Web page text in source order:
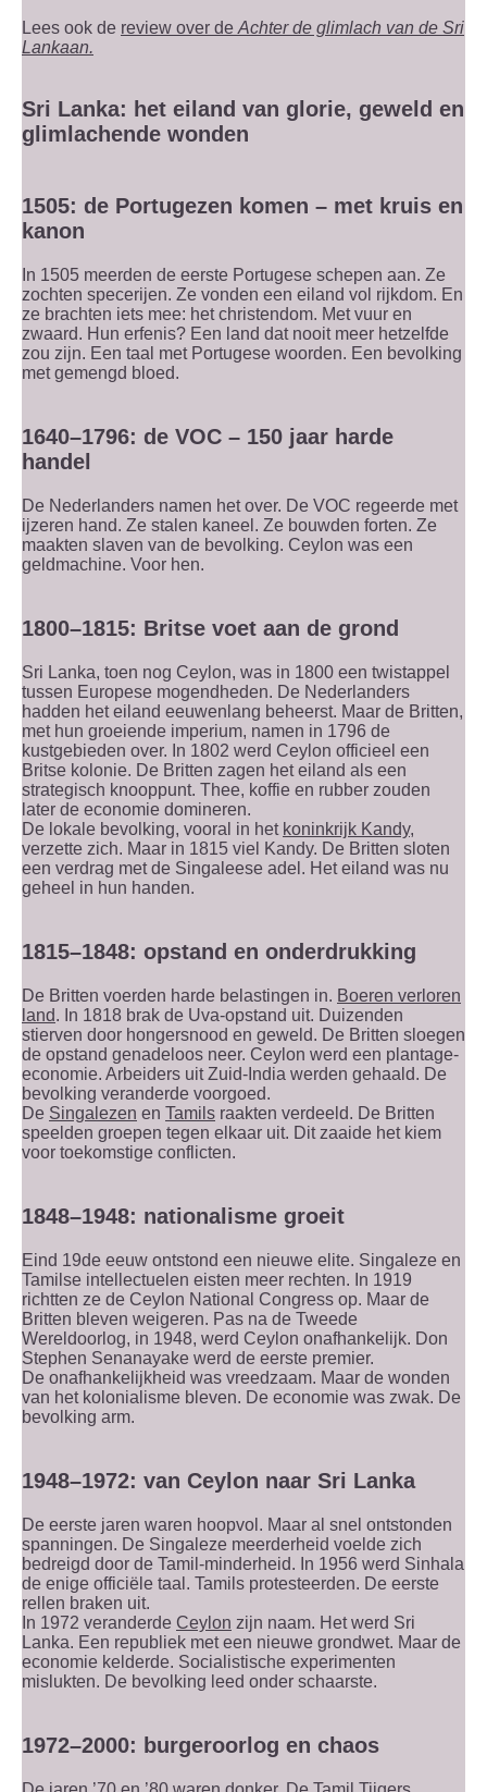
Lees ook de review over de Achter de glimlach van de Sri
Lankaan.
Sri Lanka: het eiland van glorie, geweld en
glimlachende wonden
1505: de Portugezen komen – met kruis en
kanon
In 1505 meerden de eerste Portugese schepen aan. Ze
zochten specerijen. Ze vonden een eiland vol rijkdom. En
ze brachten iets mee: het christendom. Met vuur en
zwaard. Hun erfenis? Een land dat nooit meer hetzelfde
zou zijn. Een taal met Portugese woorden. Een bevolking
met gemengd bloed.
1640–1796: de VOC – 150 jaar harde
handel
De Nederlanders namen het over. De VOC regeerde met
ijzeren hand. Ze stalen kaneel. Ze bouwden forten. Ze
maakten slaven van de bevolking. Ceylon was een
geldmachine. Voor hen.
1800–1815: Britse voet aan de grond
Sri Lanka, toen nog Ceylon, was in 1800 een twistappel
tussen Europese mogendheden. De Nederlanders
hadden het eiland eeuwenlang beheerst. Maar de Britten,
met hun groeiende imperium, namen in 1796 de
kustgebieden over. In 1802 werd Ceylon officieel een
Britse kolonie. De Britten zagen het eiland als een
strategisch knooppunt. Thee, koffie en rubber zouden
later de economie domineren.
De lokale bevolking, vooral in het koninkrijk Kandy,
verzette zich. Maar in 1815 viel Kandy. De Britten sloten
een verdrag met de Singaleese adel. Het eiland was nu
geheel in hun handen.
1815–1848: opstand en onderdrukking
De Britten voerden harde belastingen in. Boeren verloren
land. In 1818 brak de Uva-opstand uit. Duizenden
stierven door hongersnood en geweld. De Britten sloegen
de opstand genadeloos neer. Ceylon werd een plantage-
economie. Arbeiders uit Zuid-India werden gehaald. De
bevolking veranderde voorgoed.
De Singalezen en Tamils raakten verdeeld. De Britten
speelden groepen tegen elkaar uit. Dit zaaide het kiem
voor toekomstige conflicten.
1848–1948: nationalisme groeit
Eind 19de eeuw ontstond een nieuwe elite. Singaleze en
Tamilse intellectuelen eisten meer rechten. In 1919
richtten ze de Ceylon National Congress op. Maar de
Britten bleven weigeren. Pas na de Tweede
Wereldoorlog, in 1948, werd Ceylon onafhankelijk. Don
Stephen Senanayake werd de eerste premier.
De onafhankelijkheid was vreedzaam. Maar de wonden
van het kolonialisme bleven. De economie was zwak. De
bevolking arm.
1948–1972: van Ceylon naar Sri Lanka
De eerste jaren waren hoopvol. Maar al snel ontstonden
spanningen. De Singaleze meerderheid voelde zich
bedreigd door de Tamil-minderheid. In 1956 werd Sinhala
de enige officiële taal. Tamils protesteerden. De eerste
rellen braken uit.
In 1972 veranderde Ceylon zijn naam. Het werd Sri
Lanka. Een republiek met een nieuwe grondwet. Maar de
economie kelderde. Socialistische experimenten
mislukten. De bevolking leed onder schaarste.
1972–2000: burgeroorlog en chaos